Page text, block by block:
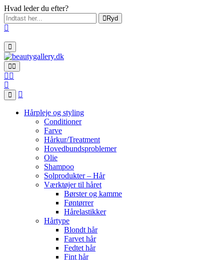
Hvad leder du efter?
Ryd
Hårpleje og styling
Conditioner
Farve
Hårkur/Treatment
Hovedbundsproblemer
Olie
Shampoo
Solprodukter – Hår
Værktøjer til håret
Børster og kamme
Føntørrer
Hårelastikker
Hårtype
Blondt hår
Farvet hår
Fedtet hår
Fint hår